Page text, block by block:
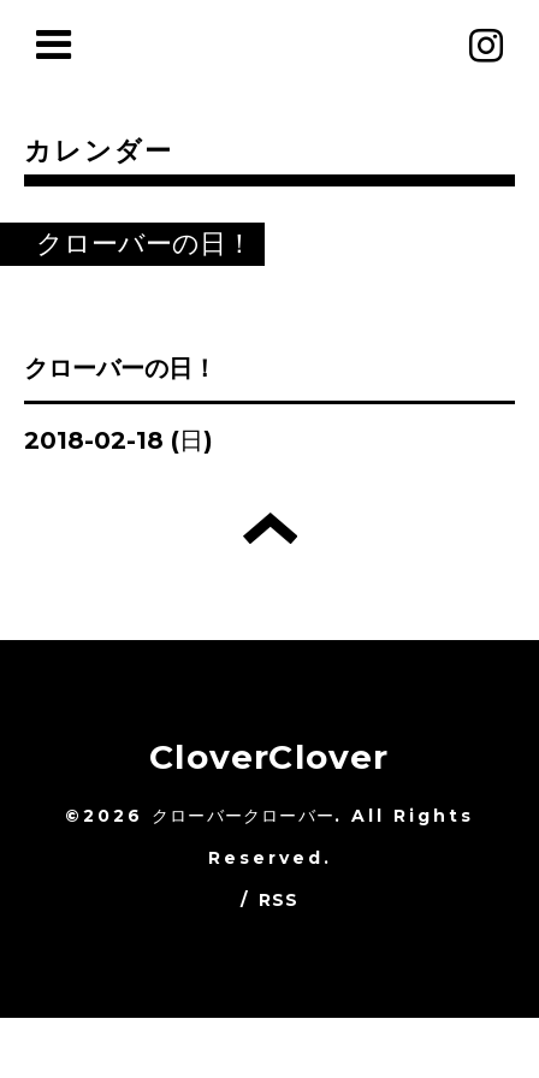
カレンダー
クローバーの日！
クローバーの日！
2018-02-18 (日)
CloverClover
©2026 クローバークローバー. All Rights
Reserved.
/ RSS